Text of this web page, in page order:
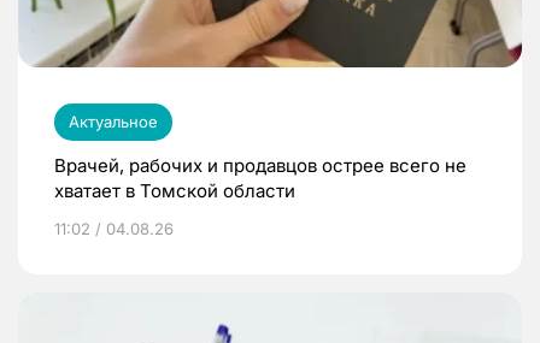
Актуальное
Врачей, рабочих и продавцов острее всего не
хватает в Томской области
11:02 / 04.08.26